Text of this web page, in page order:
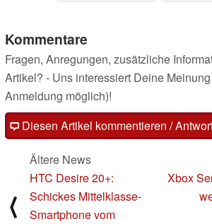
Kommentare
Fragen, Anregungen, zusätzliche
Artikel? - Uns interessiert Deine
Anmeldung möglich)!
Diesen Artikel kommentieren /
⟨
Ältere News
HTC Desire 20+:
Schickes Mittelklasse-
Smartphone vom
Xbox